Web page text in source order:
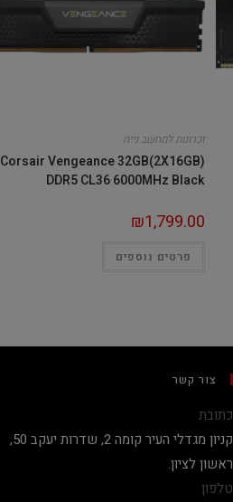
זכרונות למחשב נייח
Corsair Vengeance 32GB(2X16GB)
DDR5 CL36 6000MHz Black
₪1,799.00
פרטים נוספים
צור קשר
כתובת
קניון מגדלי העיר קומה 2, שדרות יעקב 50,
ראשון לציון.
טלפון